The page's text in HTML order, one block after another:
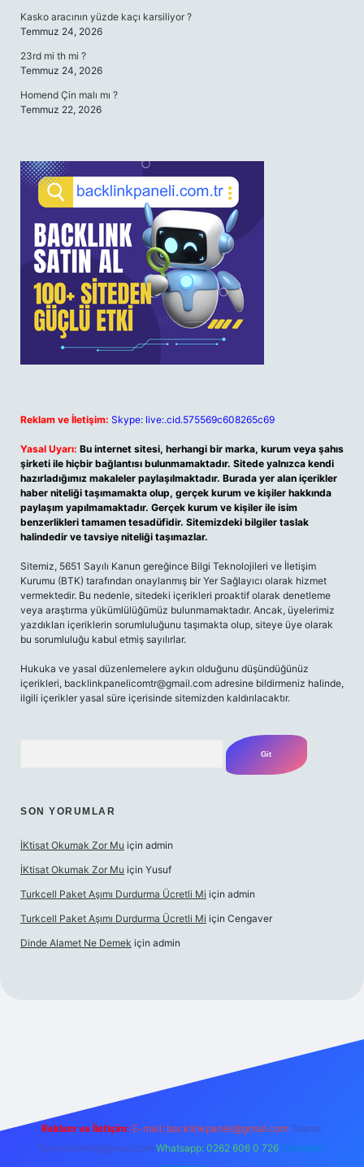
Kasko aracının yüzde kaçı karsiliyor ?
Temmuz 24, 2026
23rd mi th mi ?
Temmuz 24, 2026
Homend Çin malı mı ?
Temmuz 22, 2026
Reklam ve İletişim: Skype: live:.cid.575569c608265c69
Yasal Uyarı: Bu internet sitesi, herhangi bir marka, kurum veya şahıs
şirketi ile hiçbir bağlantısı bulunmamaktadır. Sitede yalnızca kendi
hazırladığımız makaleler paylaşılmaktadır. Burada yer alan içerikler
haber niteliği taşımamakta olup, gerçek kurum ve kişiler hakkında
paylaşım yapılmamaktadır. Gerçek kurum ve kişiler ile isim
benzerlikleri tamamen tesadüfidir. Sitemizdeki bilgiler taslak
halindedir ve tavsiye niteliği taşımazlar.
Sitemiz, 5651 Sayılı Kanun gereğince Bilgi Teknolojileri ve İletişim
Kurumu (BTK) tarafından onaylanmış bir Yer Sağlayıcı olarak hizmet
vermektedir. Bu nedenle, sitedeki içerikleri proaktif olarak denetleme
veya araştırma yükümlülüğümüz bulunmamaktadır. Ancak, üyelerimiz
yazdıkları içeriklerin sorumluluğunu taşımakta olup, siteye üye olarak
bu sorumluluğu kabul etmiş sayılırlar.
Hukuka ve yasal düzenlemelere aykırı olduğunu düşündüğünüz
içerikleri, backlinkpanelicomtr@gmail.com adresine bildirmeniz halinde,
ilgili içerikler yasal süre içerisinde sitemizden kaldırılacaktır.
SON YORUMLAR
İKtisat Okumak Zor Mu için admin
İKtisat Okumak Zor Mu için Yusuf
Turkcell Paket Aşımı Durdurma Ücretli Mi için admin
Turkcell Paket Aşımı Durdurma Ücretli Mi için Cengaver
Dinde Alamet Ne Demek için admin
Reklam ve İletişim: E-mail: backlinkpaneli@gmail.com Teams:
forumhizmeti@gmail.com Whatsapp: 0262 606 0 726 Telegram: